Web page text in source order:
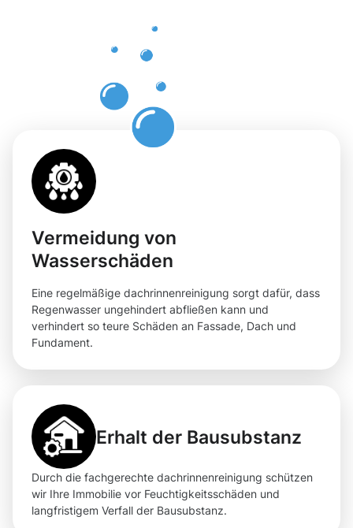
Vermeidung von
Wasserschäden
Eine regelmäßige dachrinnenreinigung sorgt dafür, dass
Regenwasser ungehindert abfließen kann und
verhindert so teure Schäden an Fassade, Dach und
Fundament.
Erhalt der Bausubstanz
Durch die fachgerechte dachrinnenreinigung schützen
wir Ihre Immobilie vor Feuchtigkeitsschäden und
langfristigem Verfall der Bausubstanz.